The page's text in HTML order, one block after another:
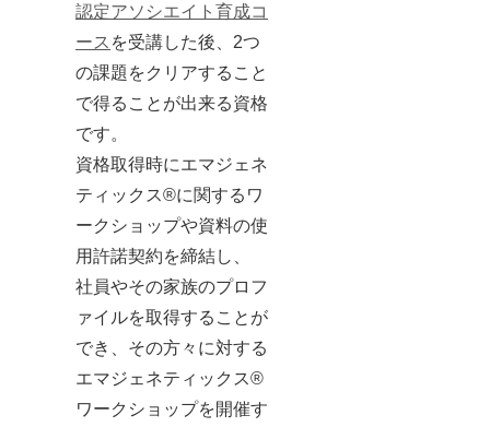
認定アソシエイト育成コ
ース を受講した後、2つ
の課題をクリアすること
で得ることが出来る資格
です。
資格取得時にエマジェネ
ティックス®に関するワ
ークショップや資料の使
用許諾契約を締結し、
社員やその家族のプロフ
ァイルを取得することが
でき、その方々に対する
エマジェネティックス®
ワークショップを開催す